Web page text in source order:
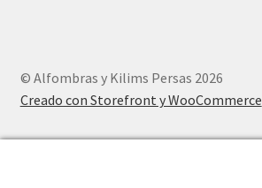
© Alfombras y Kilims Persas 2026
Creado con Storefront y WooCommerce